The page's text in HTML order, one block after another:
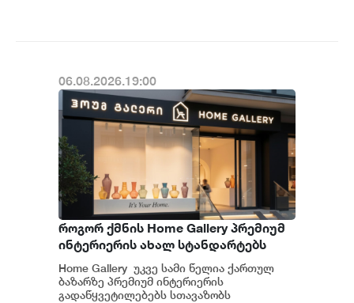
06.08.2026.19:00
როგორ ქმნის Home Gallery პრემიუმ
ინტერიერის ახალ სტანდარტებს
საქართველოში
Home Gallery უკვე სამი წელია ქართულ
ბაზარზე პრემიუმ ინტერიერის
გადაწყვეტილებებს სთავაზობს